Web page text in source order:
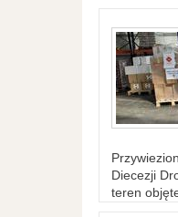
Diecezji
teren